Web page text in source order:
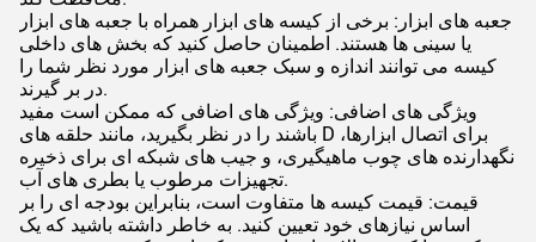
جعبه های ابزار: برخی از کیسه های ابزار همراه با جعبه های ابزار
یا سینی ها هستند. اطمینان حاصل کنید که بخش های داخلی
کیسه می توانند اندازه و سبک جعبه های ابزار مورد نظر شما را
در بر گیرند.
ویژگی های اضافی: ویژگی های اضافی که ممکن است مفید
باشند را در نظر بگیرید، مانند حلقه های D برای اتصال ابزارها،
نگهدارنده های چوب ماهیگیری، و جیب های شبکه ای برای ذخیره
تجهیزات مرطوب یا بطری های آب.
قیمت: قیمت کیسه ها متفاوت است، بنابراین بودجه ای را بر
اساس نیازهای خود تعیین کنید. به خاطر داشته باشید که یک